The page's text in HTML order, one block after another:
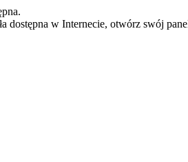
dostępna w Internecie, otwórz swój